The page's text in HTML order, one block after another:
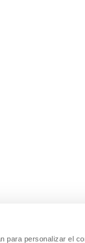
para personalizar el